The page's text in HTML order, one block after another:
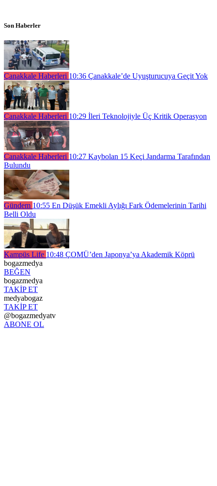
Son Haberler
Çanakkale Haberleri 10:36 Çanakkale’de Uyuşturucuya Geçit Yok
Çanakkale Haberleri 10:29 İleri Teknolojiyle Üç Kritik Operasyon
Çanakkale Haberleri 10:27 Kaybolan 15 Keçi Jandarma Tarafından
Bulundu
Gündem 10:55 En Düşük Emekli Aylığı Fark Ödemelerinin Tarihi
Belli Oldu
Kampüs Life 10:48 ÇOMÜ’den Japonya’ya Akademik Köprü
bogazmedya
BEĞEN
bogazmedya
TAKİP ET
medyabogaz
TAKİP ET
@bogazmedyatv
ABONE OL